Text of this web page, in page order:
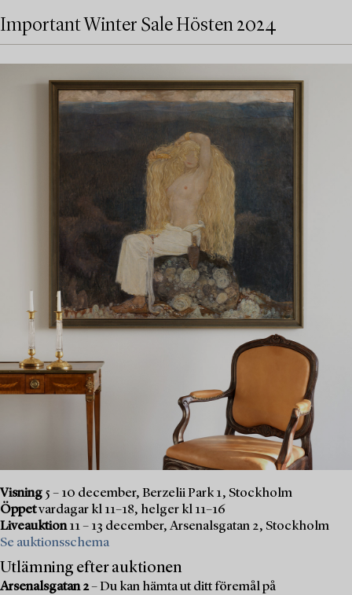
Important Winter Sale Hösten 2024
Visning 5 – 10 december, Berzelii Park 1, Stockholm
Öppetvardagar kl 11–18, helger kl 11–16
Liveauktion11 – 13 december, Arsenalsgatan 2, Stockholm
Se auktionsschema
Utlämning efter auktionen
Arsenalsgatan 2– Du kan hämta ut ditt föremål på